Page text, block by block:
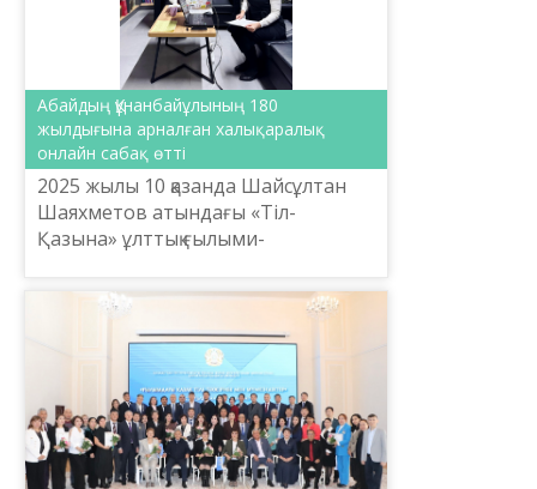
Абайдың Құнанбайұлының 180
жылдығына арналған халықаралық
онлайн сабақ өтті
2025 жылы 10 қазанда Шайсұлтан
Шаяхметов атындағы «Тіл-
Қазына» ұлттық ғылыми-
институты» қазақтың ұлы ойшылы,
ақын Абай Құнанбайұлының 180
жылдығына ...